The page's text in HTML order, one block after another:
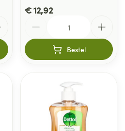
€ 12,92
Bestel